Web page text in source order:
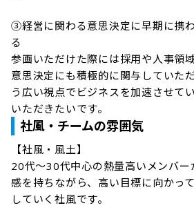
③経営に関わる意思決定に早期に携
る
参画いただけた際には採用や人事領
意思決定にも積極的に関与していた
う広い視点でビジネスを加速させて
いただきたいです。
社風・チームの雰囲気
【社風・風土】
20代〜30代中心の熱量高いメンバー
感を持ちながら、高い目標に向かっ
していく社風です。